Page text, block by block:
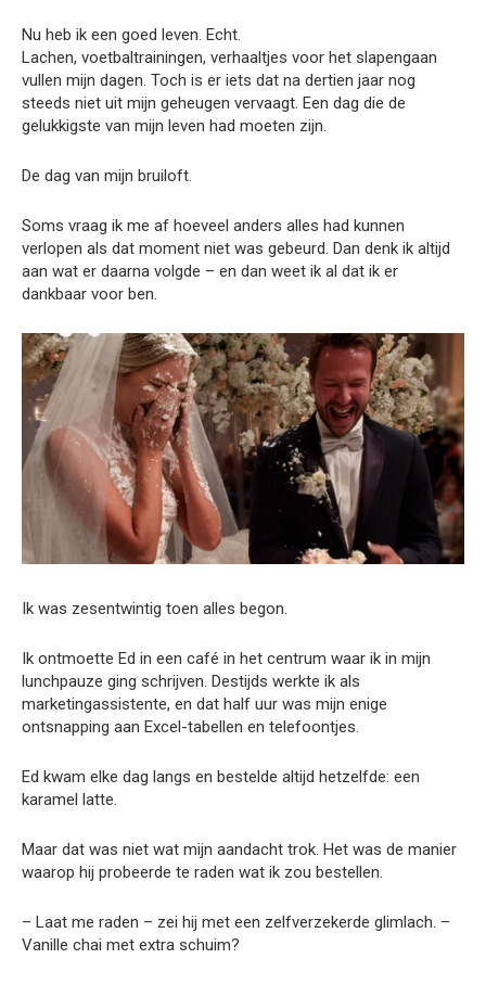
Nu heb ik een goed leven. Echt.
Lachen, voetbaltrainingen, verhaaltjes voor het slapengaan
vullen mijn dagen. Toch is er iets dat na dertien jaar nog
steeds niet uit mijn geheugen vervaagt. Een dag die de
gelukkigste van mijn leven had moeten zijn.
De dag van mijn bruiloft.
Soms vraag ik me af hoeveel anders alles had kunnen
verlopen als dat moment niet was gebeurd. Dan denk ik altijd
aan wat er daarna volgde – en dan weet ik al dat ik er
dankbaar voor ben.
Ik was zesentwintig toen alles begon.
Ik ontmoette Ed in een café in het centrum waar ik in mijn
lunchpauze ging schrijven. Destijds werkte ik als
marketingassistente, en dat half uur was mijn enige
ontsnapping aan Excel-tabellen en telefoontjes.
Ed kwam elke dag langs en bestelde altijd hetzelfde: een
karamel latte.
Maar dat was niet wat mijn aandacht trok. Het was de manier
waarop hij probeerde te raden wat ik zou bestellen.
– Laat me raden – zei hij met een zelfverzekerde glimlach. –
Vanille chai met extra schuim?